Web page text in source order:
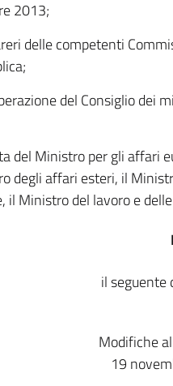
2013;
delle competenti
del Consiglio dei
del Ministro per gli affari
degli affari esteri, il
il Ministro del lavoro e
il seguente
Modifiche
19